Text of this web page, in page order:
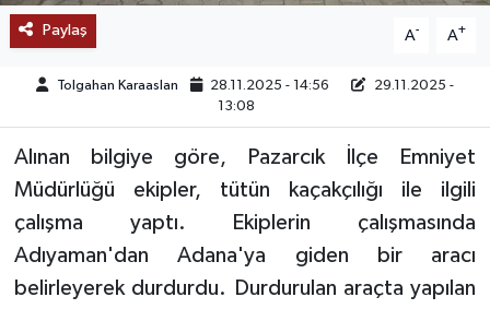
Paylaş A- A+
Tolgahan Karaaslan 28.11.2025 - 14:56
29.11.2025 -
13:08
Alınan bilgiye göre, Pazarcık İlçe Emniyet
Müdürlüğü ekipler, tütün kaçakçılığı ile ilgili
çalışma yaptı. Ekiplerin çalışmasında
Adıyaman'dan Adana'ya giden bir aracı
belirleyerek durdurdu. Durdurulan araçta yapılan
POPÜLER
MEDYA
OTOMOTİV
TEKNOLOJİ